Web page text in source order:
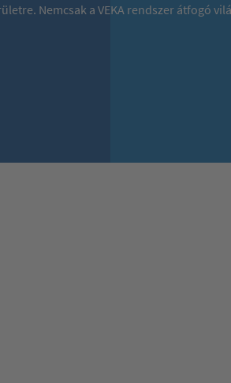
Nemcsak a VEKA rendszer átfogó